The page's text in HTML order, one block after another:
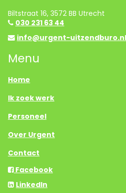
Biltstraat 16, 3572 BB Utrecht
030 231 63 44
info@urgent-uitzendburo.nl
Menu
Home
Ik zoek werk
Personeel
Over Urgent
Contact
Facebook
LinkedIn